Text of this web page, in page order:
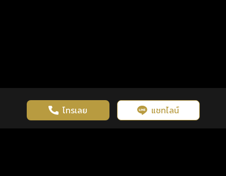
โทรเลย แชทไลน์
เว็บไซต์นี้มีการใช้งานคุกกี้ เพื่อเพิ่มประสิทธิภาพและประสบการณ์ที่ดี
ในการใช้งานเว็บไซต์ นโยบายความเป็นส่วนตัว
รู้ก่อน พร้อมกว่า ทุกจังหวะชีวิต คลิกดูดวงฟรี